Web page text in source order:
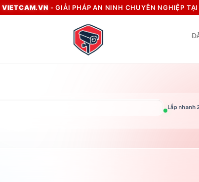
VIETCAM.VN - GIẢI PHÁP AN NINH CHUYÊN NGHIỆP
Lắp nhanh